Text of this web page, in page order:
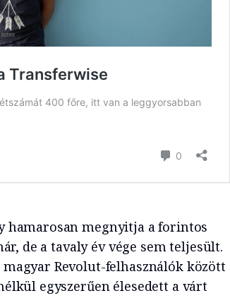
hamarosan megnyitja a forintos
de a tavaly év vége sem teljesült.
Revolut-felhasználók között
egyszerűen élesedett a várt